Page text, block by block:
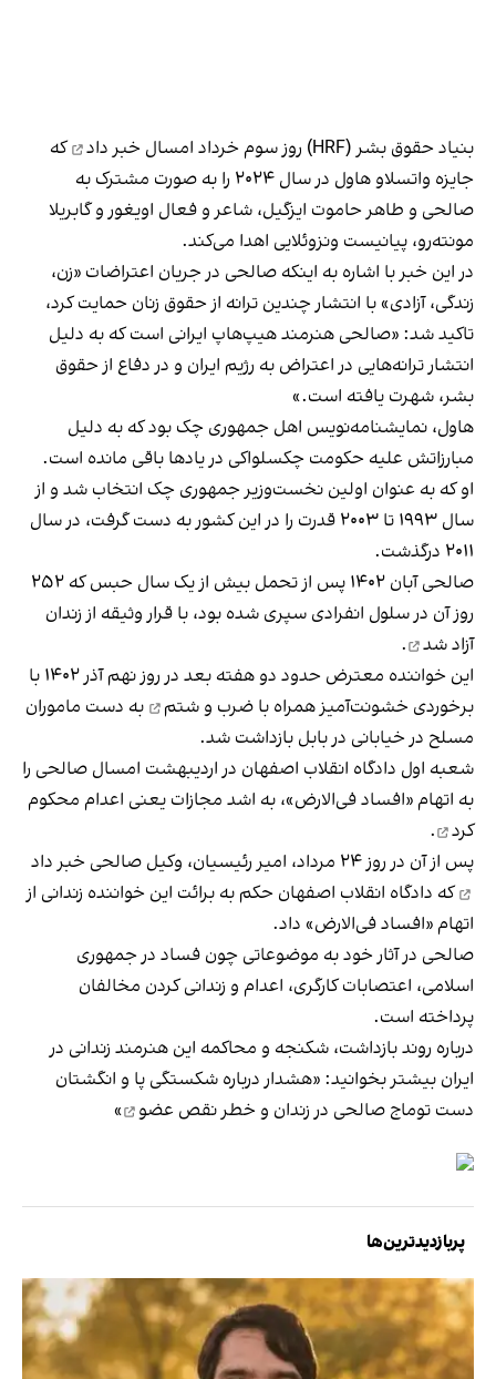
بنیاد حقوق بشر (HRF) روز سوم خرداد امسال خبر داد
که
جایزه واتسلاو هاول در سال ۲۰۲۴ را به صورت مشترک به
صالحی و طاهر حاموت ایزگیل، شاعر و فعال اویغور و گابریلا
مونته‌رو، پیانیست ونزوئلایی اهدا می‌کند.
در این خبر با اشاره به اینکه صالحی در جریان اعتراضات «زن،
زندگی، آزادی» با انتشار چندین ترانه از حقوق زنان حمایت کرد،
تاکید شد: «صالحی هنرمند هیپ‌هاپ ایرانی است که به دلیل
انتشار ترانه‌هایی در اعتراض به رژیم ایران و در دفاع از حقوق
بشر، شهرت یافته است.»
هاول، نمایشنامه‌نویس اهل جمهوری چک بود که به دلیل
مبارزاتش علیه حکومت چکسلواکی در یادها باقی مانده است.
او که به عنوان اولین نخست‌وزیر جمهوری چک انتخاب شد و از
سال ۱۹۹۳ تا ۲۰۰۳ قدرت را در این کشور به دست گرفت، در سال
۲۰۱۱ درگذشت.
صالحی آبان ۱۴۰۲ پس از تحمل بیش از یک سال حبس که ۲۵۲
روز آن در سلول انفرادی سپری شده بود، با قرار وثیقه از زندان
آزاد شد
.
این خواننده معترض حدود دو هفته بعد در روز نهم آذر ۱۴۰۲ با
برخوردی خشونت‌آمیز همراه با ضرب و شتم
به دست ماموران
مسلح در خیابانی در بابل بازداشت شد.
شعبه اول دادگاه انقلاب اصفهان در اردیبهشت‌ امسال صالحی را
به اتهام «افساد فی‌الارض»، به اشد مجازات یعنی اعدام محکوم
کرد
.
پس از آن در روز ۲۴ مرداد، امیر رئیسیان، وکیل صالحی
خبر داد
که دادگاه انقلاب اصفهان حکم به برائت این خواننده زندانی از
اتهام «افساد فی‌الارض» داد.
صالحی در آثار خود به موضوعاتی چون فساد در جمهوری
اسلامی، اعتصابات کارگری، اعدام‌ و زندانی کردن مخالفان
پرداخته است.
درباره روند بازداشت، شکنجه و محاکمه این هنرمند زندانی در
ایران بیشتر بخوانید: «هشدار درباره شکستگی پا و انگشتان
دست توماج‌ صالحی در زندان و خطر نقص عضو
»
پربازدیدترین‌ها